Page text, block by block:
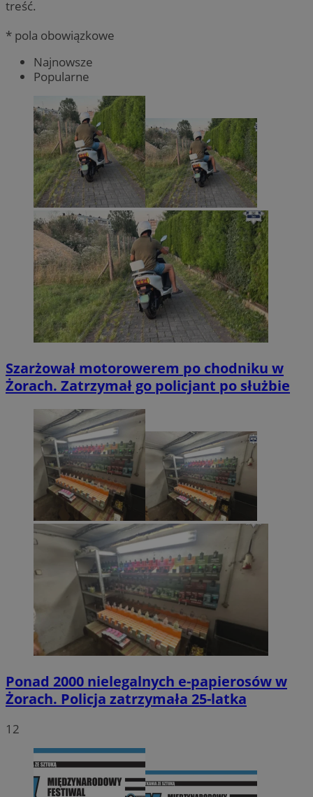
treść.
* pola obowiązkowe
Najnowsze
Popularne
Szarżował motorowerem po chodniku w
Żorach. Zatrzymał go policjant po służbie
Ponad 2000 nielegalnych e-papierosów w
Żorach. Policja zatrzymała 25-latka
12